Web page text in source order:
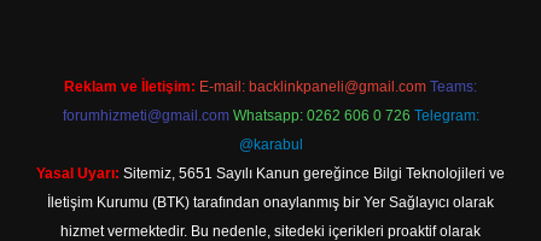
Reklam ve İletişim: E-mail: backlinkpaneli@gmail.com Teams:
forumhizmeti@gmail.com Whatsapp: 0262 606 0 726 Telegram:
@karabul
Yasal Uyarı: Sitemiz, 5651 Sayılı Kanun gereğince Bilgi Teknolojileri ve
İletişim Kurumu (BTK) tarafından onaylanmış bir Yer Sağlayıcı olarak
hizmet vermektedir. Bu nedenle, sitedeki içerikleri proaktif olarak